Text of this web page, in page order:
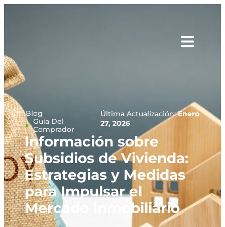
Blog
Guía Del
Comprador
Última Actualización:Enero
27, 2026
Información sobre
Subsidios de Vivienda:
Estrategias y Medidas
para Impulsar el
Mercado Inmobiliario